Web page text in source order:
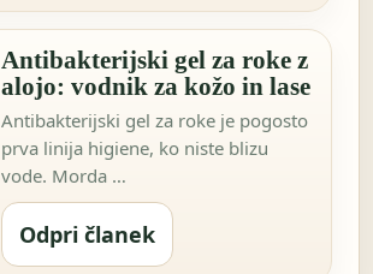
Antibakterijski gel za roke z
alojo: vodnik za kožo in lase
Antibakterijski gel za roke je pogosto
prva linija higiene, ko niste blizu
vode. Morda …
Odpri članek